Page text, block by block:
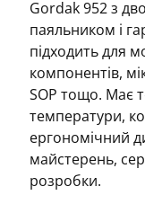
Gordak 952 з
паяльником і
підходить для
компонентів,
SOP тощо. Має
температури,
ергономічний
майстерень,
розробки.